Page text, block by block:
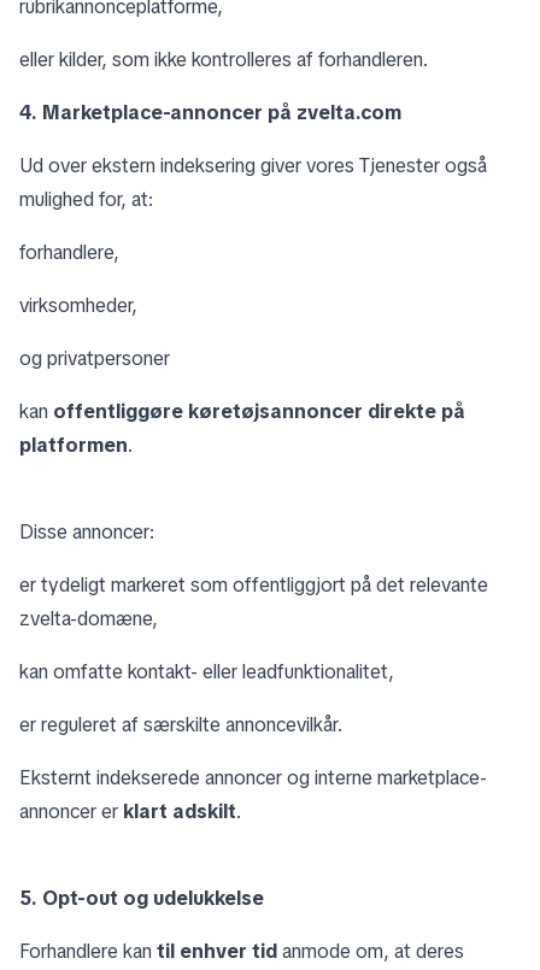
rubrikannonceplatforme,
eller kilder, som ikke kontrolleres af forhandleren.
4. Marketplace-annoncer på zvelta.com
Ud over ekstern indeksering giver vores Tjenester også
mulighed for, at:
forhandlere,
virksomheder,
og privatpersoner
kan offentliggøre køretøjsannoncer direkte på
platformen.
Disse annoncer:
er tydeligt markeret som offentliggjort på det relevante
zvelta-domæne,
kan omfatte kontakt- eller leadfunktionalitet,
er reguleret af særskilte annoncevilkår.
Eksternt indekserede annoncer og interne marketplace-
annoncer er klart adskilt.
5. Opt-out og udelukkelse
Forhandlere kan til enhver tidanmode om, at deres